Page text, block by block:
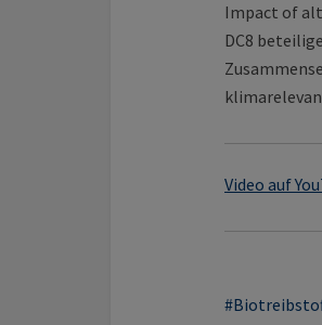
Impact of
DC8
Video auf